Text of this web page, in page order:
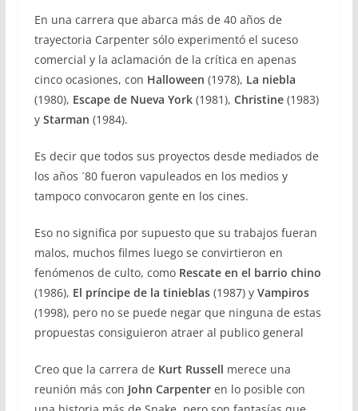
En una carrera que abarca más de 40 años de
trayectoria Carpenter sólo experimentó el suceso
comercial y la aclamación de la crítica en apenas
cinco ocasiones, con Halloween (1978), La niebla
(1980), Escape de Nueva York(1981), Christine(1983)
y Starman (1984).
Es decir que todos sus proyectos desde mediados de
los años ´80 fueron vapuleados en los medios y
tampoco convocaron gente en los cines.
Eso no significa por supuesto que su trabajos fueran
malos, muchos filmes luego se convirtieron en
fenómenos de culto, como Rescate en el barrio chino
(1986), El príncipe de la tinieblas(1987) yVampiros
(1998), pero no se puede negar que ninguna de estas
propuestas consiguieron atraer al publico general
Creo que la carrera de Kurt Russell merece una
reunión más con John Carpenteren lo posible con